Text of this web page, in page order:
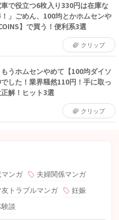
車で役立つ6枚入り330円は在庫な
！」ごめん、100均とかホムセンや
】で買う！便利系3選
クリップ
うホムセンやめて【100均ダイソ
した！業界騒然110円！手に取っ
解！ヒット3選
クリップ
ンガ
夫婦関係マンガ
友トラブルマンガ
妊娠
談